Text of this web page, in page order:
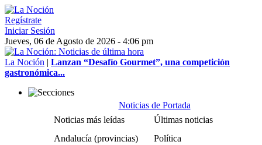
Regístrate
Iniciar Sesión
Jueves, 06 de Agosto de 2026 - 4:06 pm
La Noción | Lanzan “Desafío Gourmet”, una competición
gastronómica...
Noticias de Portada
Noticias más leídas
Últimas noticias
Andalucía (provincias)
Política